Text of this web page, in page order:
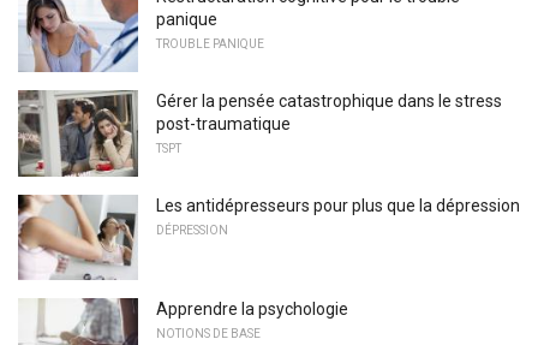
panique
TROUBLE PANIQUE
Gérer la pensée catastrophique dans le stress
post-traumatique
TSPT
Les antidépresseurs pour plus que la dépression
DÉPRESSION
Apprendre la psychologie
NOTIONS DE BASE